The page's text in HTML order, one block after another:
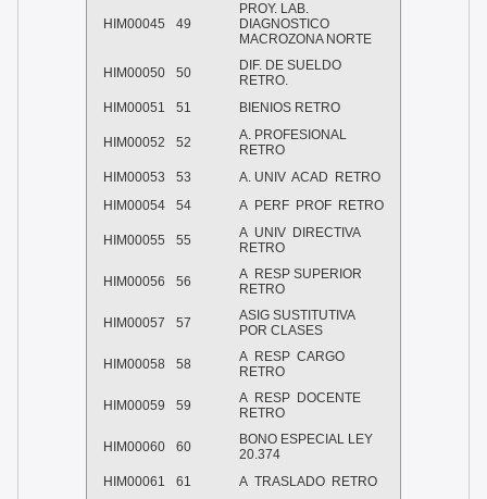
HIM00045 49
PROY. LAB.
DIAGNOSTICO
MACROZONA NORTE
HIM00050 50
DIF. DE SUELDO
RETRO.
HIM00051
51 BIENIOS RETRO
HIM00052 52
A. PROFESIONAL
RETRO
HIM00053
53
A. UNIV ACAD RETRO
HIM00054
54 A PERF PROF RETRO
HIM00055 55
A UNIV DIRECTIVA
RETRO
HIM00056 56
A RESP SUPERIOR
RETRO
HIM00057 57
ASIG SUSTITUTIVA
POR CLASES
HIM00058 58
A RESP CARGO
RETRO
HIM00059 59
A RESP DOCENTE
RETRO
HIM00060 60
BONO ESPECIAL LEY
20.374
HIM00061
61 A TRASLADO RETRO